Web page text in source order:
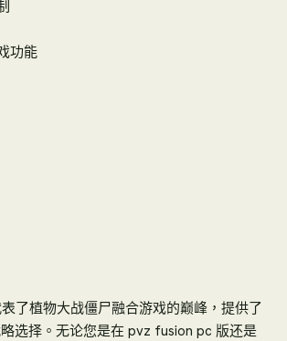
功能
了植物大战僵尸融合游戏的巅峰，提供了
选择。无论您是在 pvz fusion pc 版还是